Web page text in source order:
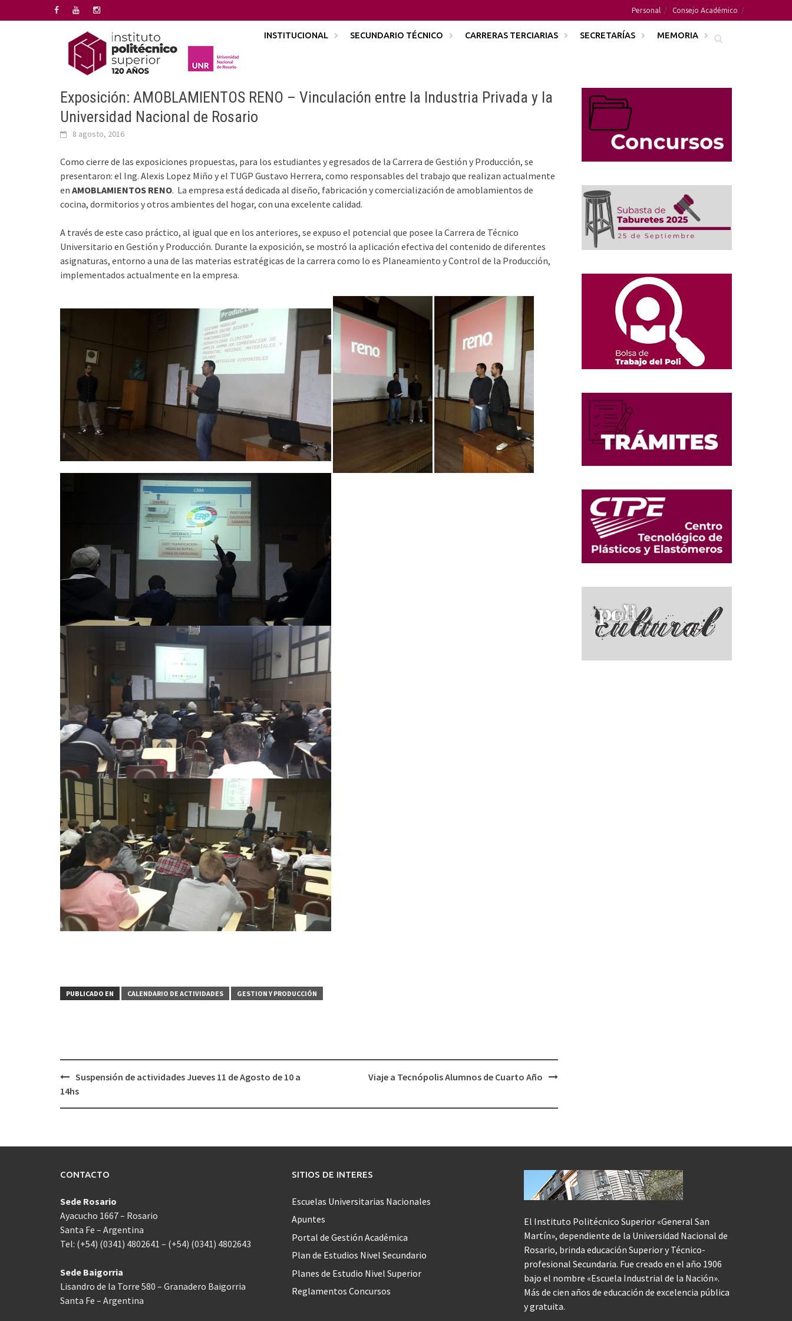
al
Personal Consejo Académico
INSTITUCIONAL SECUNDARIO TÉCNICO CARRERAS TERCIARIAS SECRETARÍAS MEMORIA
Exposición: AMOBLAMIENTOS RENO – Vinculación entre la Industria Privada y la
Universidad Nacional de Rosario
8 agosto, 2016
Como cierre de las exposiciones propuestas, para los estudiantes y egresados de la Carrera de Gestión y Producción, se
presentaron: el Ing. Alexis Lopez Miño y el TUGP Gustavo Herrera, como responsables del trabajo que realizan actualmente
en AMOBLAMIENTOS RENO. La empresa está dedicada al diseño, fabricación y comercialización de amoblamientos de
cocina, dormitorios y otros ambientes del hogar, con una excelente calidad.
A través de este caso práctico, al igual que en los anteriores, se expuso el potencial que posee la Carrera de Técnico
Universitario en Gestión y Producción. Durante la exposición, se mostró la aplicación efectiva del contenido de diferentes
asignaturas, entorno a una de las materias estratégicas de la carrera como lo es Planeamiento y Control de la Producción,
implementados actualmente en la empresa.
PUBLICADO EN CALENDARIO DE ACTIVIDADES GESTION Y PRODUCCIÓN
Navegación
de
Suspensión de actividades Jueves 11 de Agosto de 10 a
14hs
Viaje a Tecnópolis Alumnos de Cuarto Año
CONTACTO
Sede Rosario
Ayacucho 1667 – Rosario
Santa Fe – Argentina
Tel: (+54) (0341) 4802641 – (+54) (0341) 4802643
Sede Baigorria
Lisandro de la Torre 580 – Granadero Baigorria
Santa Fe – Argentina
SITIOS DE INTERES
Escuelas Universitarias Nacionales
Apuntes
Portal de Gestión Académica
Plan de Estudios Nivel Secundario
Planes de Estudio Nivel Superior
Reglamentos Concursos
El Instituto Politécnico Superior «General San
Martín», dependiente de la Universidad Nacional de
Rosario, brinda educación Superior y Técnico-
profesional Secundaria. Fue creado en el año 1906
bajo el nombre «Escuela Industrial de la Nación».
Más de cien años de educación de excelencia pública
y gratuita.